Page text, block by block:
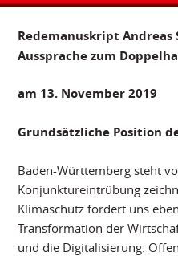
Redemanuskript Andreas
Aussprache zum
am 13. November 2019
Grundsätzliche Position
Baden-Württemberg steht
Konjunktureintrübung
Klimaschutz fordert uns
Transformation der
und die Digitalisierung.